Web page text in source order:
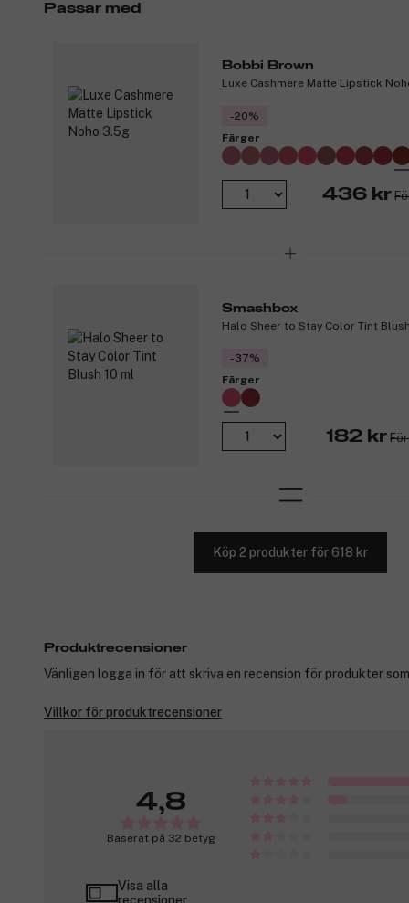
Passar med
Bobbi Brown
Luxe Cashmere Matte Lipstick
-20%
Färger
436 kr
Smashbox
Halo Sheer to Stay Color Tint
-37%
Färger
182 kr
Köp 2 produkter för 618 kr
Produktrecensioner
Vänligen logga in för att skriva en recension för produkter
Villkor för produktrecensioner
4,8
Baserat på 32 betyg
Visa alla